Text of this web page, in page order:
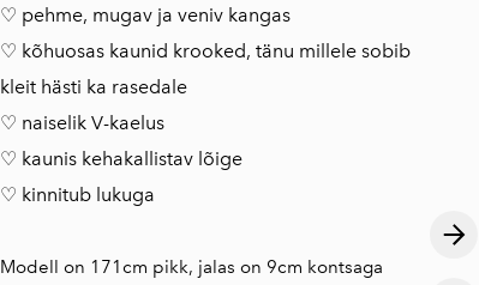
♡ pehme, mugav ja veniv kangas
♡ kõhuosas kaunid krooked, tänu millele sobib
kleit hästi ka rasedale
♡ naiselik V-kaelus
♡ kaunis kehakallistav lõige
♡ kinnitub lukuga
Modell on 171cm pikk, jalas on 9cm kontsaga